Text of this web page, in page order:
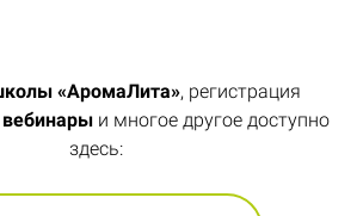
«АромаЛита», регистрация
и многое другое доступно
здесь: